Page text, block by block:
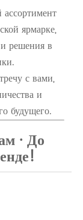
ярмарке,
решения в
с вами,
и
будущего.
· До